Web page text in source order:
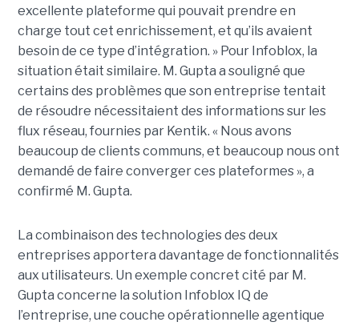
excellente plateforme qui pouvait prendre en
charge tout cet enrichissement, et qu’ils avaient
besoin de ce type d’intégration. » Pour Infoblox, la
situation était similaire. M. Gupta a souligné que
certains des problèmes que son entreprise tentait
de résoudre nécessitaient des informations sur les
flux réseau, fournies par Kentik. « Nous avons
beaucoup de clients communs, et beaucoup nous ont
demandé de faire converger ces plateformes », a
confirmé M. Gupta.
La combinaison des technologies des deux
entreprises apportera davantage de fonctionnalités
aux utilisateurs. Un exemple concret cité par M.
Gupta concerne la solution Infoblox IQ de
l’entreprise, une couche opérationnelle agentique